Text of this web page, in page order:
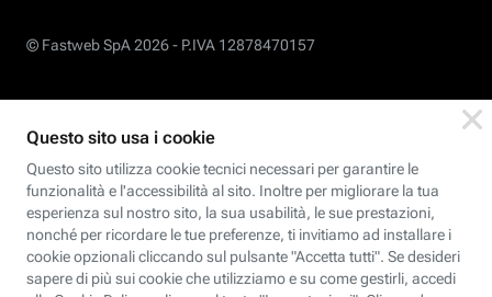
© Fastweb SpA 2026 - P.IVA 12878470157